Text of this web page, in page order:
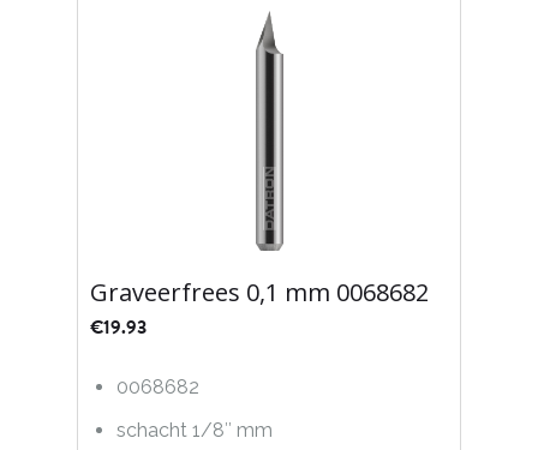
Graveerfrees 0,1 mm 0068682
€19.93
0068682
schacht 1/8″ mm